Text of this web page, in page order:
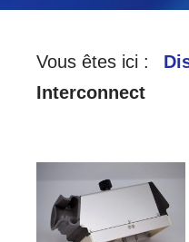
Vous êtes ici :
Interconnect